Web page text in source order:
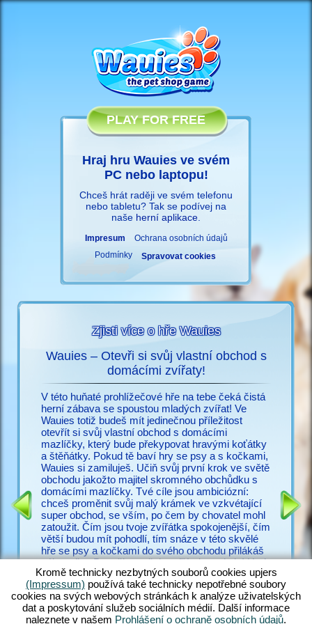
PLAY FOR FREE
Hraj hru Wauies ve svém
PC nebo laptopu!
Chceš hrát raději ve svém telefonu
nebo tabletu? Tak se podívej na
naše herní aplikace
Impresum
Ochrana osobních údajů
Podmínky
Spravovat cookies
Zjisti více o hře Wauies
Wauies – Otevři si svůj vlastní obchod s
domácími zvířaty!
V této huňaté prohlížečové hře na tebe čeká čistá
herní zábava se spoustou mladých zvířat! Ve
Wauies totiž budeš mít jedinečnou příležitost
otevřít si svůj vlastní obchod s domácími
mazlíčky, který bude překypovat hravými koťátky
a štěňátky. Pokud tě baví hry se psy a s kočkami,
Wauies si zamiluješ. Učiň svůj první krok ve světě
obchodu jakožto majitel skromného obchůdku s
domácími mazlíčky. Tvé cíle jsou ambiciózní:
chceš proměnit svůj malý krámek ve vzkvétající
super obchod, se vším, po čem by chovatel mohl
zatoužit. Čím jsou tvoje zvířátka spokojenější, čím
větší budou mít pohodlí, tím snáze v této skvělé
hře se psy a kočkami do svého obchodu přilákáš
zákazníky. Panečku – těch zvířátek tu ale je! Hraj
si s hopsajícími štěňátek čivavy, zadováděj si s
neustále hladovými štěňaty labradora, učeš huňaté
koťátko perské kočky a nakrm rozkošná koťátka
ragdoll – jen rozdat pár jmen. Objev ohromující
směsici hry Wauies, která v sobě kombinuje prvky
s
zakus
Kromě technicky nezbytných souborů cookies upjers
(Impressum) používá také technicky nepotřebné soubory
cookies na svých webových stránkách k analýze uživatelských
dat a poskytování služeb sociálních médií. Další informace
naleznete v našem Prohlášení o ochraně osobních údajů.